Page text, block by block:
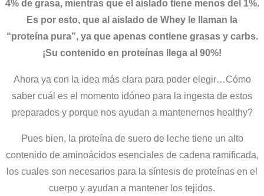
4% de grasa, mientras que el aislado tiene menos del 1%.
Es por esto, que al aislado de Whey le llaman la
“proteína pura”, ya que apenas contiene grasas y carbs.
¡Su contenido en proteínas llega al 90%!
Ahora ya con la idea más clara para poder elegir…Cómo
saber cuál es el momento idóneo para la ingesta de estos
preparados y porque nos ayudan a mantenernos healthy?
Pues bien, la proteína de suero de leche tiene un alto
contenido de aminoácidos esenciales de cadena ramificada,
los cuales son necesarios para la síntesis de proteínas en el
cuerpo y ayudan a mantener los tejidos.